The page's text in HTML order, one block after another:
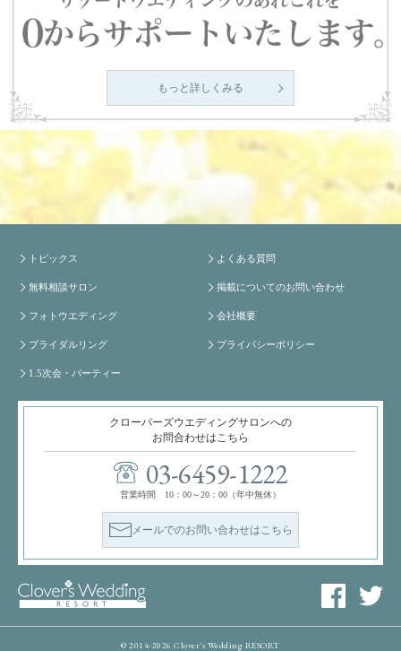
もっと詳しくみる
トピックス
無料相談サロン
フォトウエディング
ブライダルリング
1.5次会・パーティー
よくある質問
掲載についてのお問い合わせ
会社概要
プライバシーポリシー
クローバーズウエディングサロンへの
お問合わせはこちら
03-6459-1222
営業時間 10：00～20：00（年中無休）
メールでのお問い合わせはこちら
© 2014-2026 Clover's Wedding RESORT